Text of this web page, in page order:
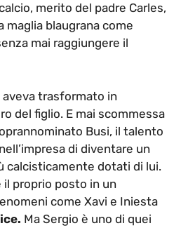
merito del padre Carles,
maglia blaugrana come
mai raggiungere il
trasformato in
del figlio. E mai scommessa
Busi, il talento
di diventare un
calcisticamente dotati di lui.
il proprio posto in un
come Xavi e Iniesta
Ma Sergio è uno di quei